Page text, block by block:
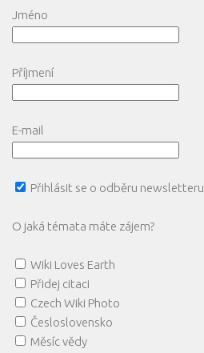
Jméno
Příjmení
E-mail
Přihlásit se o odběru newsletteru
O jaká témata máte zájem?
Wiki Loves Earth
Přidej citaci
Czech Wiki Photo
Česloslovensko
Měsíc vědy